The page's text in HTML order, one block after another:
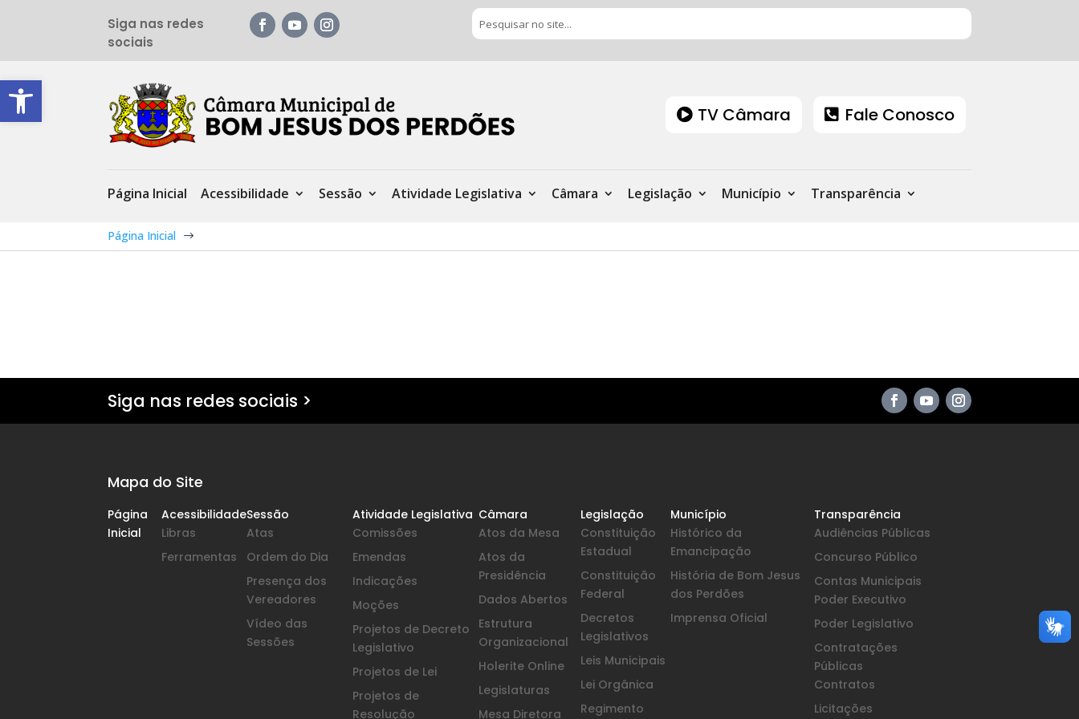
Barra de Ferramentas Aberta
Siga nas redes
sociais
TV Câmara Fale Conosco
Página Inicial Acessibilidade Sessão Atividade Legislativa Câmara Legislação Município Transparência
Página Inicial $
Siga nas redes sociais >
Mapa do Site
Página
Inicial
Acessibilidade
Libras
Ferramentas
Sessão
Atas
Ordem do Dia
Presença dos
Vereadores
Vídeo das
Sessões
Atividade Legislativa
Comissões
Emendas
Indicações
Moções
Projetos de Decreto
Legislativo
Projetos de Lei
Projetos de
Resolução
Câmara
Atos da Mesa
Atos da
Presidência
Dados Abertos
Estrutura
Organizacional
Holerite Online
Legislaturas
Mesa Diretora
Legislação
Constituição
Estadual
Constituição
Federal
Decretos
Legislativos
Leis Municipais
Lei Orgânica
Regimento
Município
Histórico da
Emancipação
História de Bom Jesus
dos Perdões
Imprensa Oficial
Transparência
Audiências Públicas
Concurso Público
Contas Municipais
Poder Executivo
Poder Legislativo
Contratações
Públicas
Contratos
Licitações